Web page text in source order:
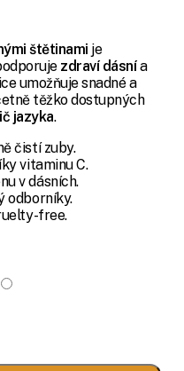
štětinami je
zdraví dásnía
umožňuje snadné a
těžko dostupných
jazyka.
čistí zuby.
vitaminu C.
v dásních.
odborníky.
free.